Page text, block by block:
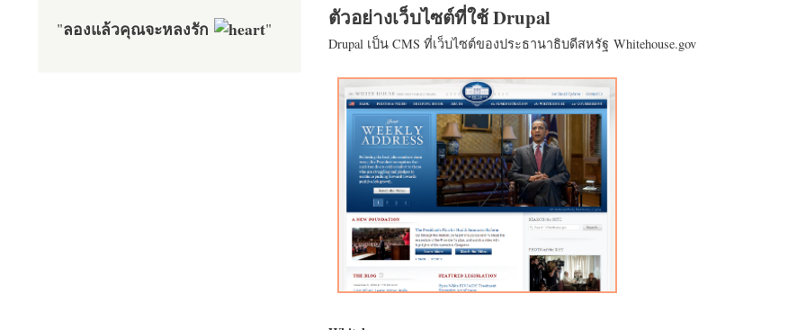
ตัวอย่างเว็บไซต์ที่ใช้ Drupal
Drupal เป็น CMS ที่เว็บไซต์ของประธานาธิบดีสหรัฐ Whitehouse.gov
"ลองแล้วคุณจะหลงรัก "